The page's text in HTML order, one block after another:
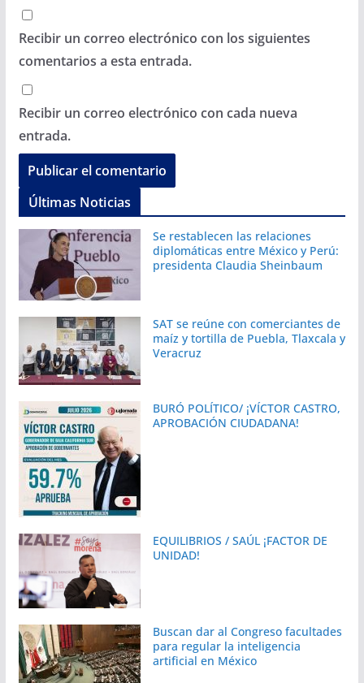
Recibir un correo electrónico con los siguientes
comentarios a esta entrada.
Recibir un correo electrónico con cada nueva
entrada.
Últimas Noticias
Se restablecen las relaciones
diplomáticas entre México y Perú:
presidenta Claudia Sheinbaum
SAT se reúne con comerciantes de
maíz y tortilla de Puebla, Tlaxcala y
Veracruz
BURÓ POLÍTICO/ ¡VÍCTOR CASTRO,
APROBACIÓN CIUDADANA!
EQUILIBRIOS / SAÚL ¡FACTOR DE
UNIDAD!
Buscan dar al Congreso facultades
para regular la inteligencia
artificial en México